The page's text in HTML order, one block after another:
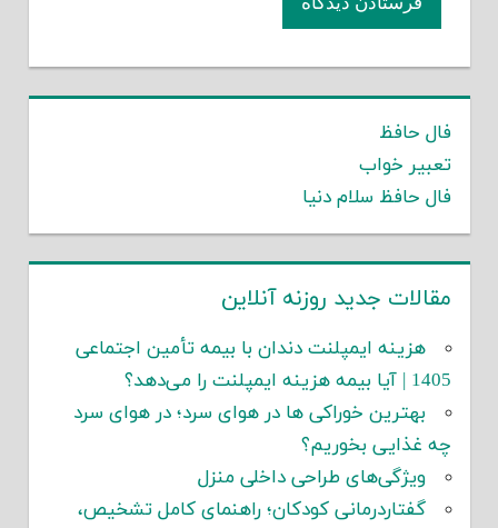
فال حافظ
تعبیر خواب
فال حافظ سلام دنیا
مقالات جدید روزنه آنلاین
هزینه ایمپلنت دندان با بیمه تأمین اجتماعی
1405 | آیا بیمه هزینه ایمپلنت را می‌دهد؟
بهترین خوراکی ها در هوای سرد؛ در هوای سرد
چه غذایی بخوریم؟
ویژگی‌های طراحی داخلی منزل
گفتاردرمانی کودکان؛ راهنمای کامل تشخیص،